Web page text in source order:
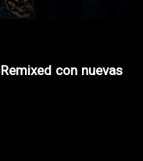
con nuevas